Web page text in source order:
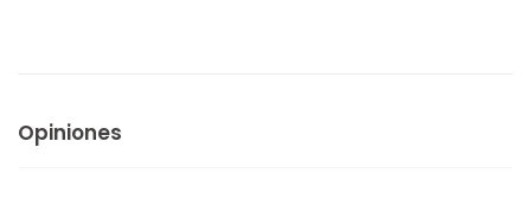
Opiniones